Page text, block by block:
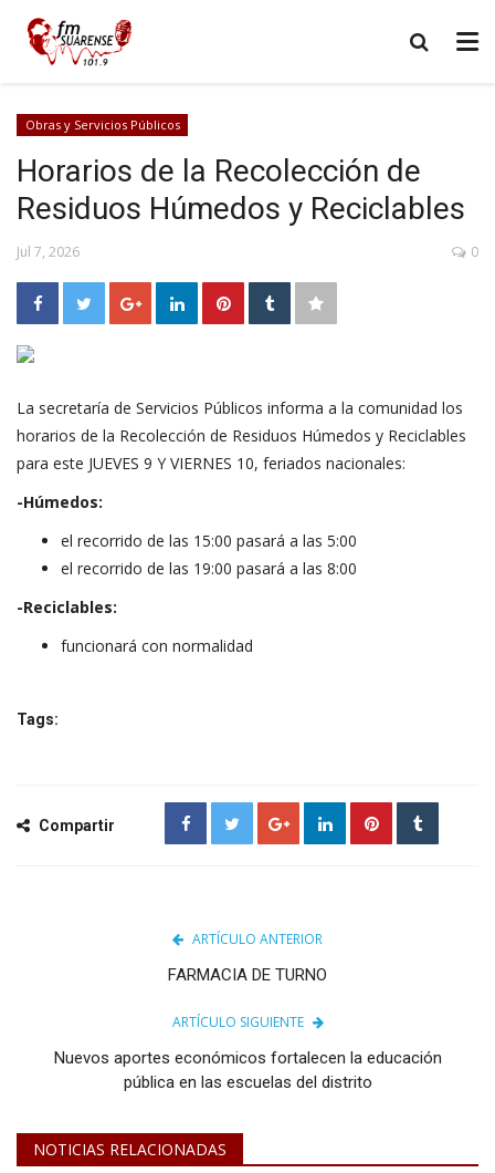
Obras y Servicios Públicos
Horarios de la Recolección de
Residuos Húmedos y Reciclables
Jul 7, 2026 0
La secretaría de Servicios Públicos informa a la comunidad los
horarios de la Recolección de Residuos Húmedos y Reciclables
para este JUEVES 9 Y VIERNES 10, feriados nacionales:
-Húmedos:
el recorrido de las 15:00 pasará a las 5:00
el recorrido de las 19:00 pasará a las 8:00
-Reciclables:
funcionará con normalidad
Tags:
Compartir
ARTÍCULO ANTERIOR
FARMACIA DE TURNO
ARTÍCULO SIGUIENTE
Nuevos aportes económicos fortalecen la educación
pública en las escuelas del distrito
NOTICIAS RELACIONADAS